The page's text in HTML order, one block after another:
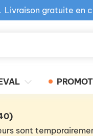
Livraison gratuite en
Retour produit
sont